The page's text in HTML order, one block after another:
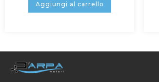
Aggiungi al carrello